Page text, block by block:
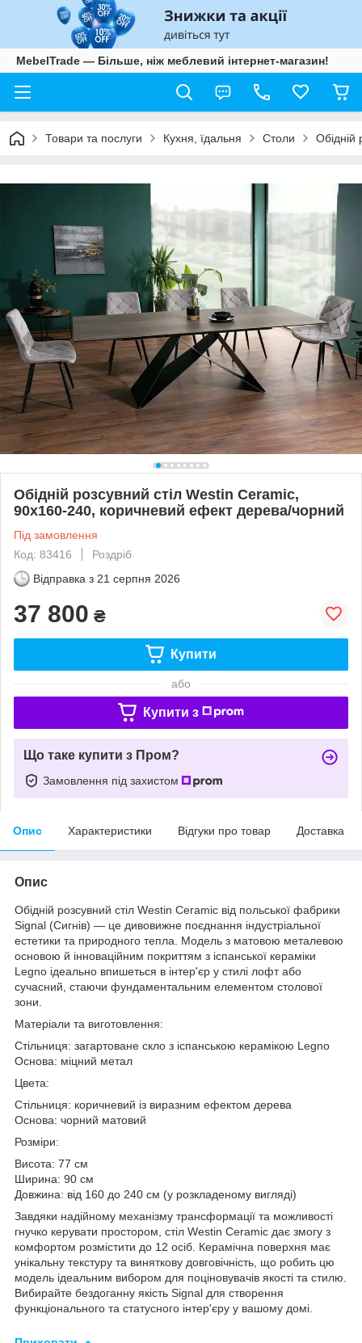
MebelTrade — Більше, ніж меблевий інтернет-магазин!
Товари та послуги Кухня, їдальня Столи Обідній
Обідній розсувний стіл Westin Ceramic,
90x160-240, коричневий ефект дерева/чорний
Під замовлення
Код: 83416
Роздріб
Відправка з 21 серпня 2026
37 800 ₴
Купити
або
Купити з
Що таке купити з Пром?
Замовлення під захистом
Опис Характеристики Відгуки про товар Доставка
Опис
Обідній розсувний стіл Westin Ceramic від польської фабрики
Signal (Сигнів) — це дивовижне поєднання індустріальної
естетики та природного тепла. Модель з матовою металевою
основою й інноваційним покриттям з іспанської кераміки
Legno ідеально впишеться в інтер'єр у стилі лофт або
сучасний, стаючи фундаментальним елементом столової
зони.
Матеріали та виготовлення:
Стільниця: загартоване скло з іспанською керамікою Legno
Основа: міцний метал
Цвета:
Стільниця: коричневий із виразним ефектом дерева
Основа: чорний матовий
Розміри:
Висота: 77 см
Ширина: 90 см
Довжина: від 160 до 240 см (у розкладеному вигляді)
Завдяки надійному механізму трансформації та можливості
гнучко керувати простором, стіл Westin Ceramic дає змогу з
комфортом розмістити до 12 осіб. Керамічна поверхня має
унікальну текстуру та виняткову довговічність, що робить цю
модель ідеальним вибором для поціновувачів якості та стилю.
Вибирайте бездоганну якість Signal для створення
функціонального та статусного інтер'єру у вашому домі.